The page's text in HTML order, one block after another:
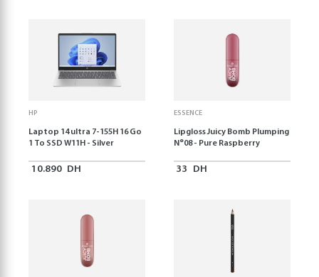
HP
Laptop 14 ultra 7-155H 16 Go
1 To SSD W11H - Silver
10.890 DH
ESSENCE
Lipgloss Juicy Bomb Plumping
N°08 - Pure Raspberry
33 DH